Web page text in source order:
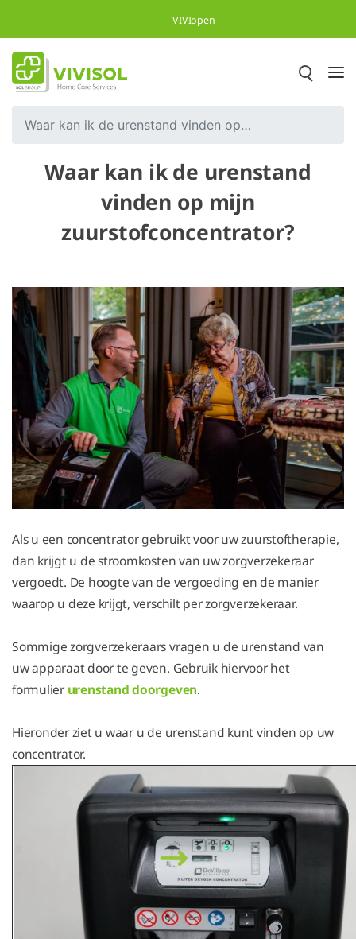
Overslaan en naar hoofdinhoud gaan
VIVIopen
Waar kan ik de urenstand vinden op mijn zuurstofconcentrator?
Waar kan ik de urenstand
vinden op mijn
zuurstofconcentrator?
Als u een concentrator gebruikt voor uw zuurstoftherapie,
dan krijgt u de stroomkosten van uw zorgverzekeraar
vergoedt. De hoogte van de vergoeding en de manier
waarop u deze krijgt, verschilt per zorgverzekeraar.
Sommige zorgverzekeraars vragen u de urenstand van
uw apparaat door te geven. Gebruik hiervoor het
formulier urenstand doorgeven.
Hieronder ziet u waar u de urenstand kunt vinden op uw
concentrator.